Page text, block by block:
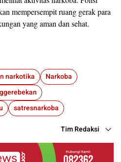
mempersempit ruang gerak para
yang aman dan sehat.
narkotika
Narkoba
satresnarkoba
Tim Redaksi